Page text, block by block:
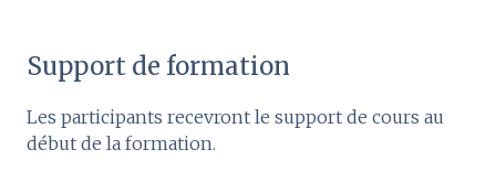
Support de formation
Les participants recevront le support de cours au
début de la formation.